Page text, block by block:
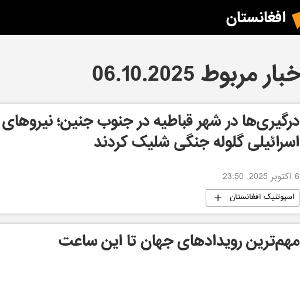
افغانستان
مربوط 06.10.2025
درگیری‌ها در شهر قباطیه در جنوب جنین؛ نیروهای
اسرائیلی گلوله جنگی شلیک کردند
6 اکتوبر 2025, 23:50
اسپوتنیک افغانستان
مهم‌ترین رویدادهای جهان تا این ساعت